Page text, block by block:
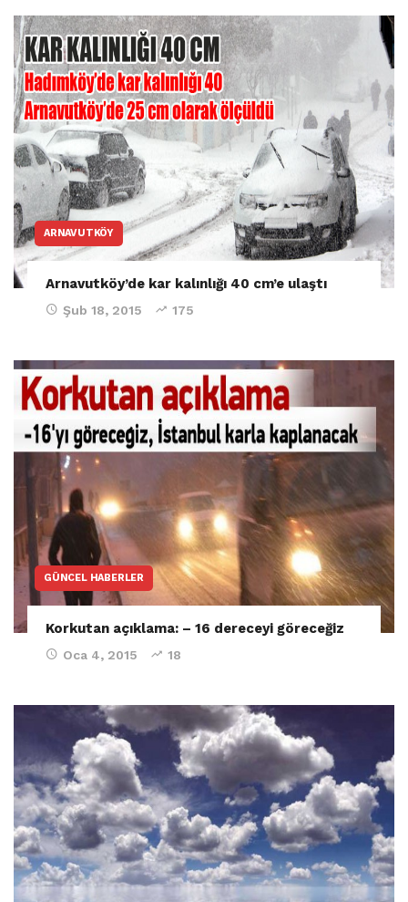
ARNAVUTKÖY
Arnavutköy’de kar kalınlığı 40 cm’e ulaştı
Şub 18, 2015 175
GÜNCEL HABERLER
Korkutan açıklama: – 16 dereceyi göreceğiz
Oca 4, 2015 18